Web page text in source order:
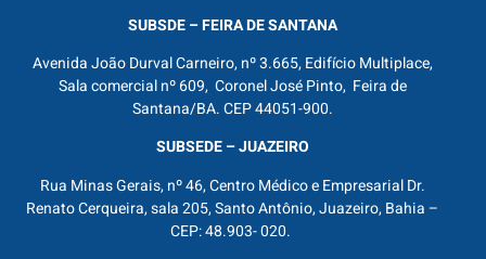
SUBSDE – FEIRA DE SANTANA
Avenida João Durval Carneiro, nº 3.665, Edifício Multiplace,
Sala comercial nº 609, Coronel José Pinto, Feira de
Santana/BA. CEP 44051-900.
SUBSEDE – JUAZEIRO
Rua Minas Gerais, nº 46, Centro Médico e Empresarial Dr.
Renato Cerqueira, sala 205, Santo Antônio, Juazeiro, Bahia –
CEP: 48.903- 020.